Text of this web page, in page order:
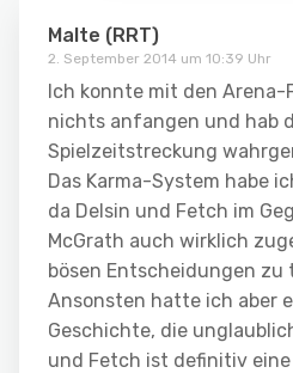
Malte (RRT)
2. September 2014 um 10:39 Uhr
Ich konnte mit den Arena-
nichts anfangen und hab
Spielzeitstreckung
Das Karma-System habe
da Delsin und Fetch im
McGrath auch wirklich
bösen Entscheidungen zu
Ansonsten hatte ich aber
Geschichte, die
und Fetch ist definitiv